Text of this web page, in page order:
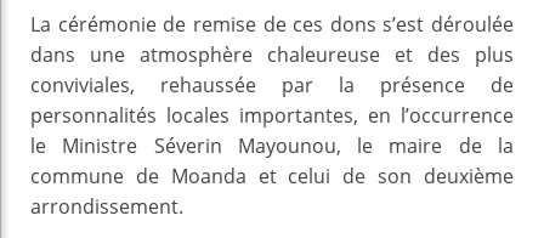
La cérémonie de remise de ces dons s’est déroulée
dans une atmosphère chaleureuse et des plus
conviviales, rehaussée par la présence de
personnalités locales importantes, en l’occurrence
le Ministre Séverin Mayounou, le maire de la
commune de Moanda et celui de son deuxième
arrondissement.